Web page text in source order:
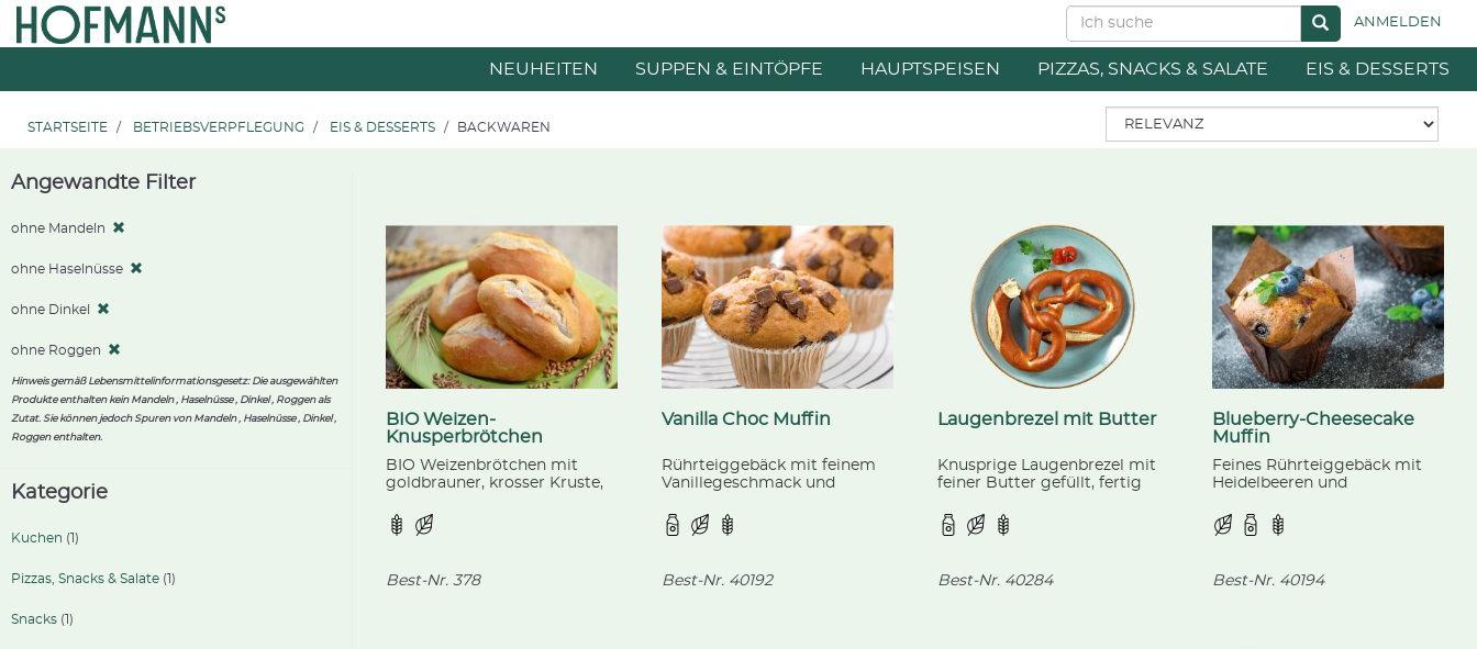
Zum
Inhalt
Zum
Navigationsmenü
ANMELDEN
NEUHEITEN SUPPEN & EINTÖPFE HAUPTSPEISEN PIZZAS, SNACKS & SALATE EIS & DESSERTS
STARTSEITE BETRIEBSVERPFLEGUNG EIS & DESSERTS BACKWAREN
Angewandte Filter
ohne Mandeln
ohne Haselnüsse
ohne Dinkel
ohne Roggen
Hinweis gemäß Lebensmittelinformationsgesetz: Die ausgewählten
Produkte enthalten kein Mandeln , Haselnüsse , Dinkel , Roggen als
Zutat. Sie können jedoch Spuren von Mandeln , Haselnüsse , Dinkel ,
Roggen enthalten.
Kategorie
Kuchen (1)
Pizzas, Snacks & Salate (1)
Snacks (1)
BIO Weizen-
Knusperbrötchen
BIO Weizenbrötchen mit
goldbrauner, krosser Kruste,
kontrolliert biologischer
Landwirtschaft.
Best-Nr. 378
Vanilla Choc Muffin
Rührteiggebäck mit feinem
Vanillegeschmack und
gebacken.
Best-Nr. 40192
Laugenbrezel mit Butter
Knusprige Laugenbrezel mit
feiner Butter gefüllt, fertig
Best-Nr. 40284
Blueberry-Cheesecake
Muffin
Feines Rührteiggebäck mit
Heidelbeeren und
Streuseln, fertig gebacken.
Best-Nr. 40194